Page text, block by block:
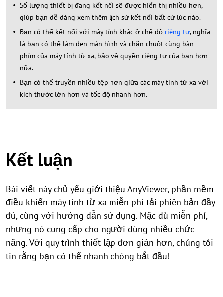
Số lượng thiết bị đang kết nối sẽ được hiển thị nhiều hơn,
giúp bạn dễ dàng xem thêm lịch sử kết nối bất cứ lúc nào.
Bạn có thể kết nối với máy tính khác ở chế độ riêng tư, nghĩa
là bạn có thể làm đen màn hình và chặn chuột cùng bàn
phím của máy tính từ xa, bảo vệ quyền riêng tư của bạn hơn
nữa.
Bạn có thể truyền nhiều tệp hơn giữa các máy tính từ xa với
kích thước lớn hơn và tốc độ nhanh hơn.
Kết luận
Bài viết này chủ yếu giới thiệu AnyViewer, phần mềm
điều khiển máy tính từ xa miễn phí tải phiên bản đầy
đủ, cùng với hướng dẫn sử dụng. Mặc dù miễn phí,
nhưng nó cung cấp cho người dùng nhiều chức
năng. Với quy trình thiết lập đơn giản hơn, chúng tôi
tin rằng bạn có thể nhanh chóng bắt đầu!